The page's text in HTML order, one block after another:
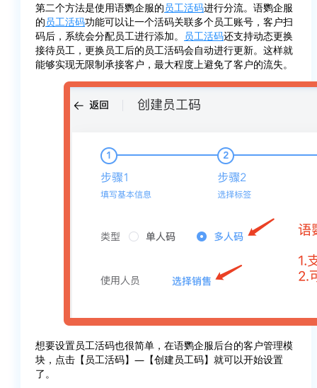
第二个方法是使用语鹦企服的员工活码进行分流。语鹦企服
的员工活码功能可以让一个活码关联多个员工账号，客户扫
码后，系统会分配员工进行添加。 员工活码还支持动态更换
接待员工，更换员工后的员工活码会自动进行更新。这样就
能够实现无限制承接客户，最大程度上避免了客户的流失。
想要设置员工活码也很简单，在语鹦企服后台的客户管理模
块，点击【员工活码】—【创建员工码】就可以开始设置
了。